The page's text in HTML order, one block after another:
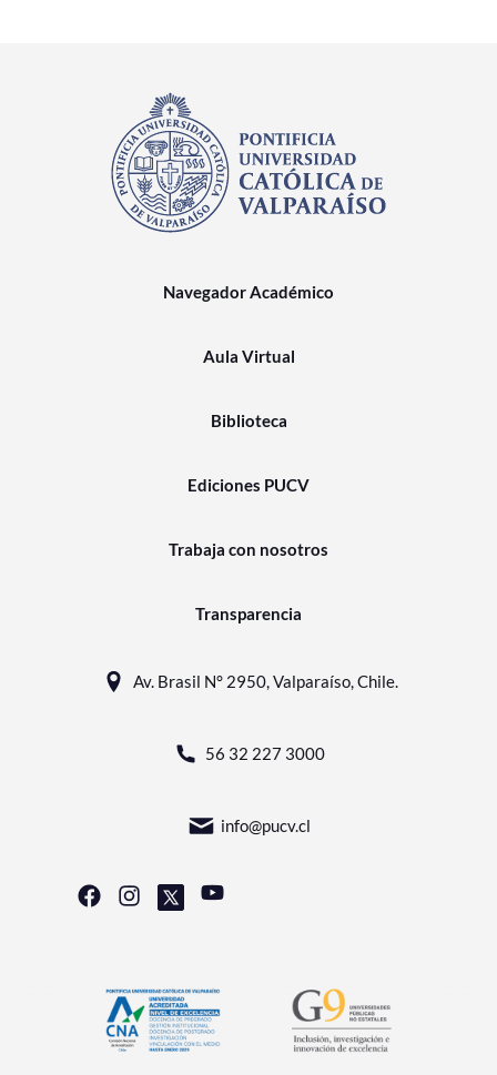
Navegador Académico
Aula Virtual
Biblioteca
Ediciones PUCV
Trabaja con nosotros
Transparencia
Av. Brasil N° 2950, Valparaíso, Chile.
56 32 227 3000
info@pucv.cl